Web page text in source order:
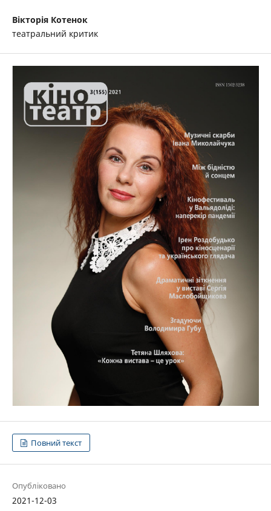
Вікторія Котенок
театральний критик
Повний текст
Опубліковано
2021-12-03